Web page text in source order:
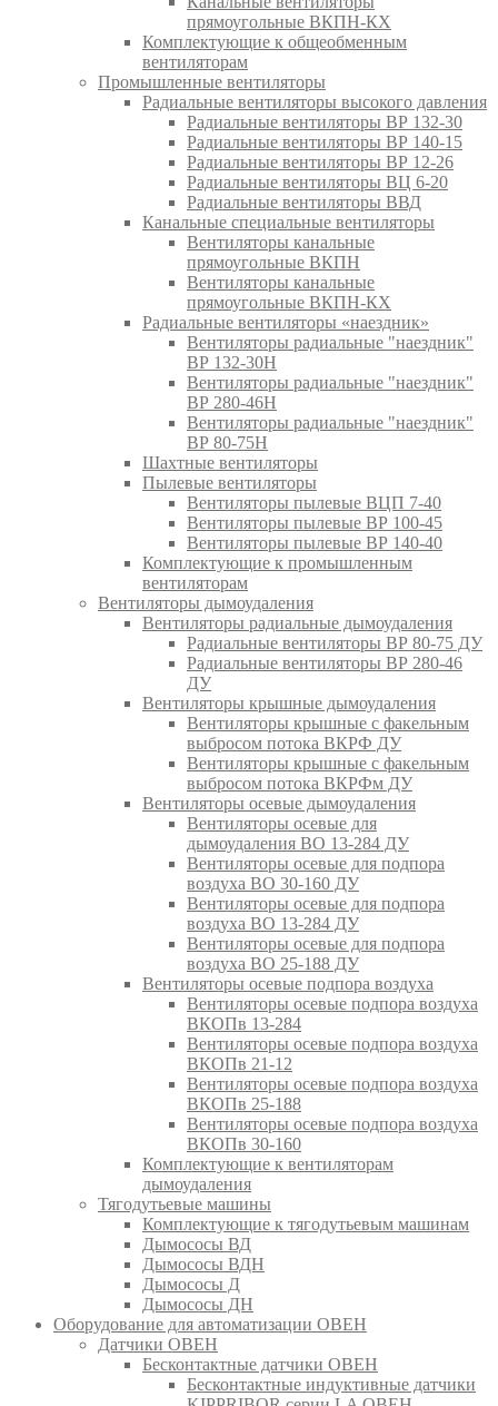
прямоугольные ВКПН-КХ
Комплектующие к общеобменным
вентиляторам
Промышленные вентиляторы
Радиальные вентиляторы высокого давления
Радиальные вентиляторы ВР 132-30
Радиальные вентиляторы ВР 140-15
Радиальные вентиляторы ВР 12-26
Радиальные вентиляторы ВЦ 6-20
Радиальные вентиляторы ВВД
Канальные специальные вентиляторы
Вентиляторы канальные
прямоугольные ВКПН
Вентиляторы канальные
прямоугольные ВКПН-КХ
Радиальные вентиляторы «наездник»
Вентиляторы радиальные "наездник"
ВР 132-30Н
Вентиляторы радиальные "наездник"
ВР 280-46Н
Вентиляторы радиальные "наездник"
ВР 80-75Н
Шахтные вентиляторы
Пылевые вентиляторы
Вентиляторы пылевые ВЦП 7-40
Вентиляторы пылевые ВР 100-45
Вентиляторы пылевые ВР 140-40
Комплектующие к промышленным
вентиляторам
Вентиляторы дымоудаления
Вентиляторы радиальные дымоудаления
Радиальные вентиляторы ВР 80-75 ДУ
Радиальные вентиляторы ВР 280-46
ДУ
Вентиляторы крышные дымоудаления
Вентиляторы крышные с факельным
выбросом потока ВКРФ ДУ
Вентиляторы крышные с факельным
выбросом потока ВКРФм ДУ
Вентиляторы осевые дымоудаления
Вентиляторы осевые для
дымоудаления ВО 13-284 ДУ
Вентиляторы осевые для подпора
воздуха ВО 30-160 ДУ
Вентиляторы осевые для подпора
воздуха ВО 13-284 ДУ
Вентиляторы осевые для подпора
воздуха ВО 25-188 ДУ
Вентиляторы осевые подпора воздуха
Вентиляторы осевые подпора воздуха
ВКОПв 13-284
Вентиляторы осевые подпора воздуха
ВКОПв 21-12
Вентиляторы осевые подпора воздуха
ВКОПв 25-188
Вентиляторы осевые подпора воздуха
ВКОПв 30-160
Комплектующие к вентиляторам
дымоудаления
Тягодутьевые машины
Комплектующие к тягодутьевым машинам
Дымососы ВД
Дымососы ВДН
Дымососы Д
Дымососы ДН
Оборудование для автоматизации ОВЕН
Датчики ОВЕН
Бесконтактные датчики ОВЕН
Бесконтактные индуктивные датчики